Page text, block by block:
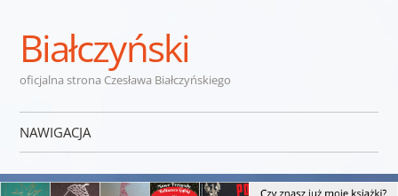
Białczyński
oficjalna strona Czesława Białczyńskiego
NAWIGACJA